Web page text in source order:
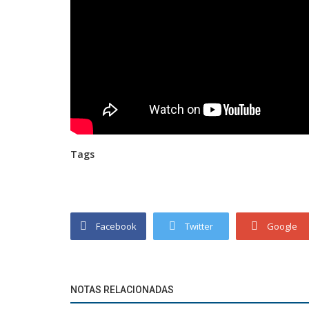
Tags
Facebook Twitter Google
NOTAS RELACIONADAS